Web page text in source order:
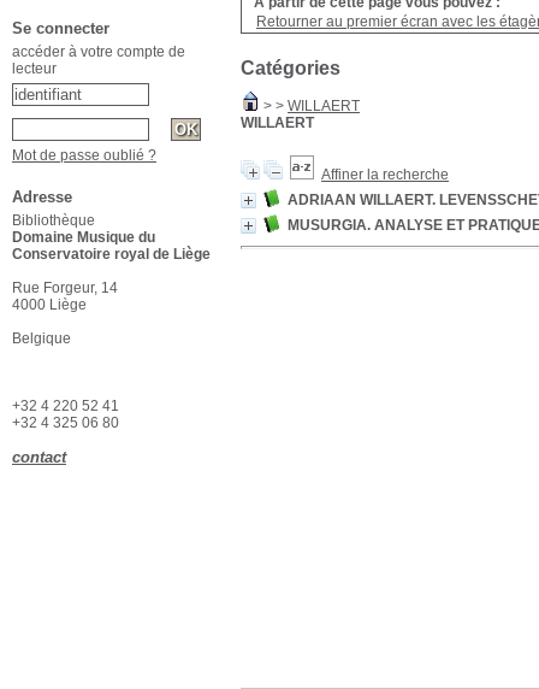
Retourner au premier écran avec les
Catégories
> > WILLAERT
WILLAERT
Affiner la recherche
ADRIAAN WILLAERT.
MUSURGIA. ANALYSE ET
Se connecter
accéder à votre compte de
lecteur
Mot de passe oublié ?
Adresse
Bibliothèque
Domaine Musique du
Conservatoire royal de Liège
Rue Forgeur, 14
4000 Liège
Belgique
+32 4 220 52 41
+32 4 325 06 80
contact